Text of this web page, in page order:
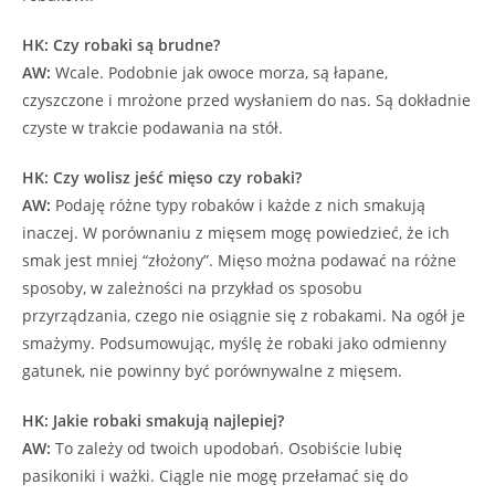
HK: Czy robaki są brudne?
AW: Wcale. Podobnie jak owoce morza, są łapane,
czyszczone i mrożone przed wysłaniem do nas. Są dokładnie
czyste w trakcie podawania na stół.
HK: Czy wolisz jeść mięso czy robaki?
AW: Podaję różne typy robaków i każde z nich smakują
inaczej. W porównaniu z mięsem mogę powiedzieć, że ich
smak jest mniej “złożony”. Mięso można podawać na różne
sposoby, w zależności na przykład os sposobu
przyrządzania, czego nie osiągnie się z robakami. Na ogół je
smażymy. Podsumowując, myślę że robaki jako odmienny
gatunek, nie powinny być porównywalne z mięsem.
HK: Jakie robaki smakują najlepiej?
AW: To zależy od twoich upodobań. Osobiście lubię
pasikoniki i ważki. Ciągle nie mogę przełamać się do